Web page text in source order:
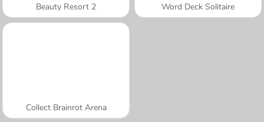
Beauty Resort 2 Word Deck Solitaire
Collect Brainrot Arena